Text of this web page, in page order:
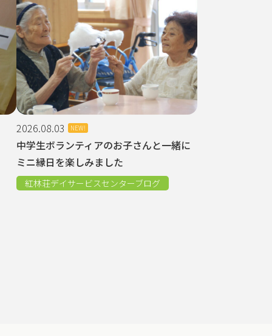
中学生ボランティアのお子さんと一緒に
ミニ縁日を楽しみました
2026.08.03 NEW!
紅林荘デイサービスセンターブログ